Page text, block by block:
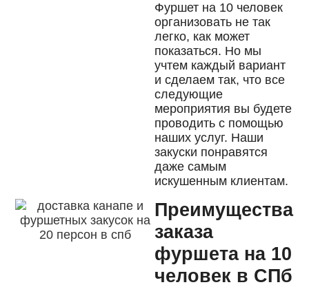
Фуршет на 10 человек
организовать не так
легко, как может
показаться. Но мы
учтем каждый вариант
и сделаем так, что все
следующие
мероприятия вы будете
проводить с помощью
наших услуг. Наши
закуски понравятся
даже самым
искушенным клиентам.
Преимущества
заказа
фуршета на 10
человек в СПб